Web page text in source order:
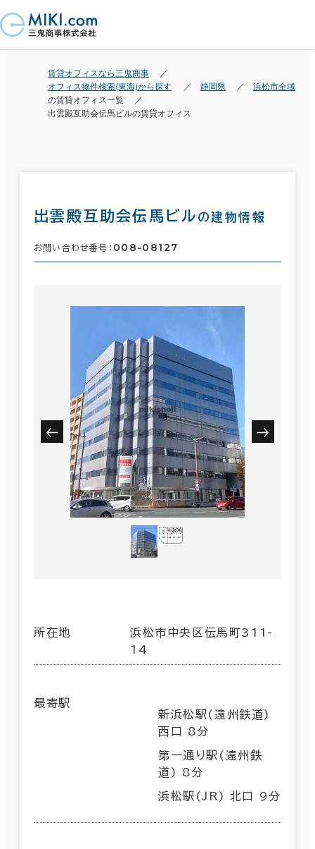
賃貸オフィスなら三鬼商事
オフィス物件検索(東海)から探す
静岡県
浜松市全域
の賃貸オフィス一覧
出雲殿互助会伝馬ビルの賃貸オフィス
出雲殿互助会伝馬ビル の建物情報
お問い合わせ番号： 008-08127
所在地
浜松市中央区伝馬町311-
14
最寄駅
新浜松駅(遠州鉄道)
西口 8分
第一通り駅(遠州鉄
道) 8分
浜松駅(JR) 北口 9分